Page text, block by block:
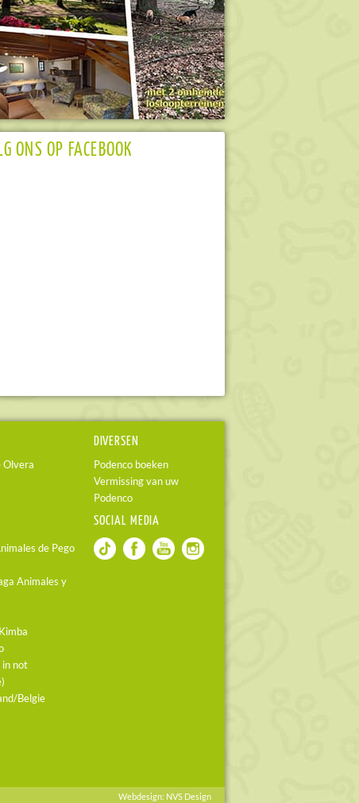
ONS OP FACEBOOK
Olvera
de Pego
Animales y
Kimba
in not
Belgie
DIVERSEN
Podenco boeken
Vermissing van uw
Podenco
SOCIAL MEDIA
Webdesign: NVS Design